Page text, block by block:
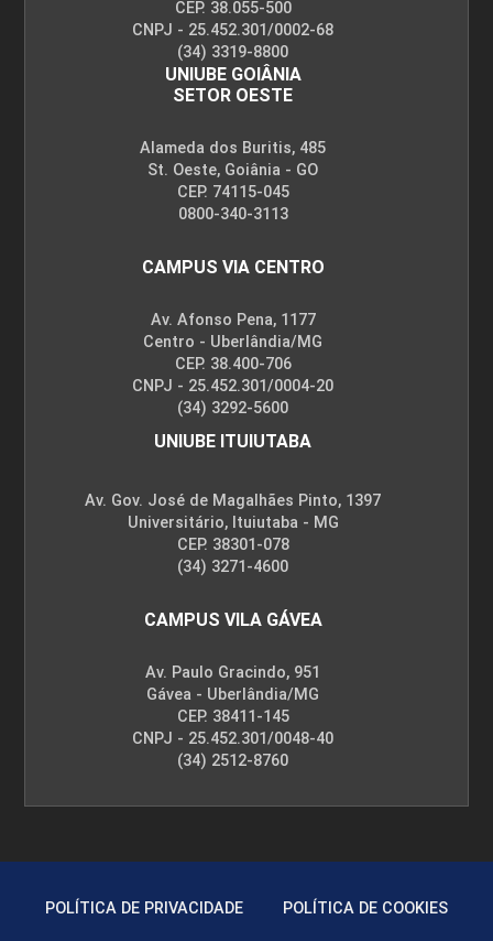
OPTATIVAS
LÍNGUA PORTUGUESA
72
96
48
CEP. 38.055-500
CNPJ - 25.452.301/0002-68
(34) 3319-8800
UNIUBE GOIÂNIA
SETOR OESTE
Alameda dos Buritis, 485
St. Oeste, Goiânia - GO
CEP. 74115-045
0800-340-3113
CAMPUS VIA CENTRO
Av. Afonso Pena, 1177
Centro - Uberlândia/MG
CEP. 38.400-706
CNPJ - 25.452.301/0004-20
(34) 3292-5600
UNIUBE ITUIUTABA
Av. Gov. José de Magalhães Pinto, 1397
Universitário, Ituiutaba - MG
CEP. 38301-078
(34) 3271-4600
CAMPUS VILA GÁVEA
Av. Paulo Gracindo, 951
Gávea - Uberlândia/MG
CEP. 38411-145
CNPJ - 25.452.301/0048-40
(34) 2512-8760
POLÍTICA DE PRIVACIDADE POLÍTICA DE COOKIES